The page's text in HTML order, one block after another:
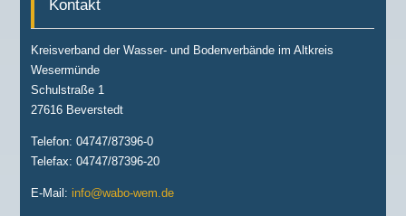
Kontakt
Kreisverband der Wasser- und Bodenverbände im Altkreis
Wesermünde
Schulstraße 1
27616 Beverstedt
Telefon: 04747/87396-0
Telefax: 04747/87396-20
E-Mail:info@wabo-wem.de